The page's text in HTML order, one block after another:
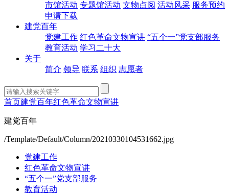
市馆活动 专题馆活动 文物点阅 活动风采 服务预约
申请下载
建党百年
党建工作 红色革命文物宣讲 “五个一”党支部服务
教育活动 学习二十大
关于
简介 领导 联系 组织 志愿者
首页建党百年红色革命文物宣讲
建党百年
/Template/Default/Column/20210330104531662.jpg
党建工作
红色革命文物宣讲
“五个一”党支部服务
教育活动